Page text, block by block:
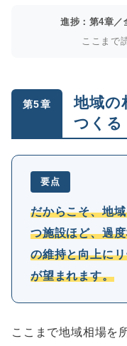
進捗：第4章
ここまで
第5章
地域の
つくる
要点
だからこそ、地
つ施設ほど、過
の維持と向上に
が望まれます。
ここまで地域相場を